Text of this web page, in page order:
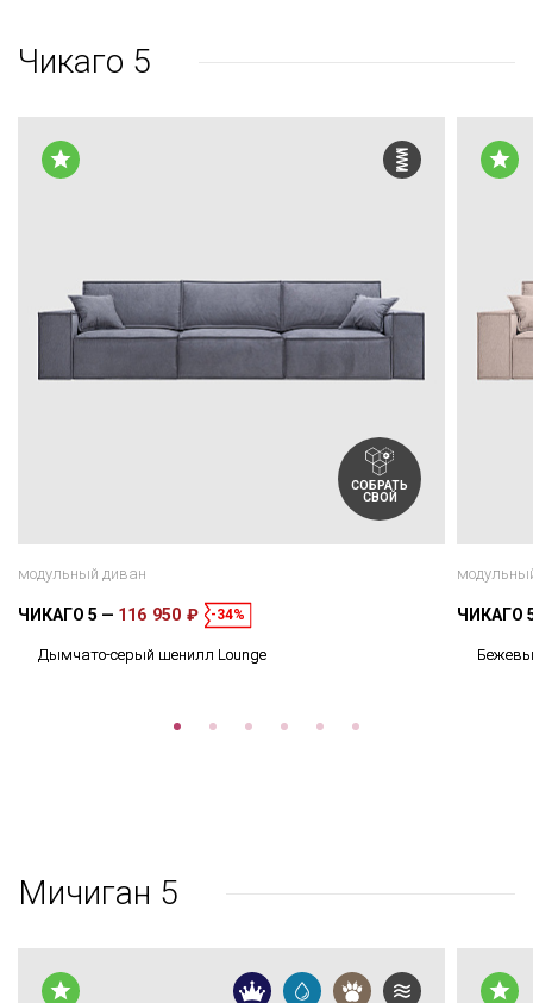
Чикаго 5
СОБРАТЬ
СВОЙ
модульный диван
ЧИКАГО 5 116 950 ₽ -34%
Дымчато-серый шенилл Lounge
ЧИКАГО
Мичиган 5